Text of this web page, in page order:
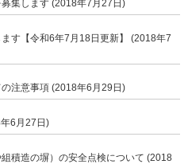
集します (2018年7月27日)
す【令和6年7月18日更新】 (2018年7
注意事項 (2018年6月29日)
6月27日)
積造の塀）の安全点検について (2018